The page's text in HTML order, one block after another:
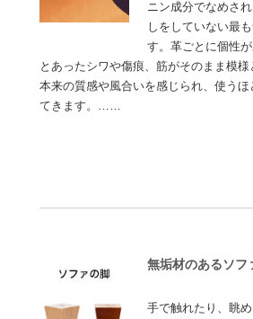
ニン成分でなめさ
しをしていない最
す。革ごとに個性
とあったシワや傷痕、筋がそのまま模
本来の質感や風合いを感じられ、使うほ
てきます。……
無垢材のあるソフ
手で触れたり、眺